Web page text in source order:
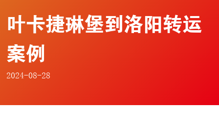
叶卡捷琳堡到洛阳转运
案例
2024-08-28